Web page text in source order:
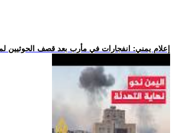
.. إعلام يمني: انفجارات في مأرب بعد قصف الحوثيين